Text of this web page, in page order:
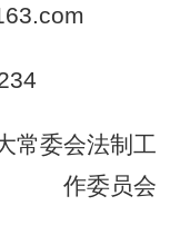
会法制工
作委员会